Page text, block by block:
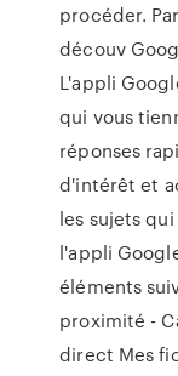
procéder.
découv
L'appli
qui vous
réponses
d'intérêt et
les sujets
l'appli
éléments
proximité -
direct Mes